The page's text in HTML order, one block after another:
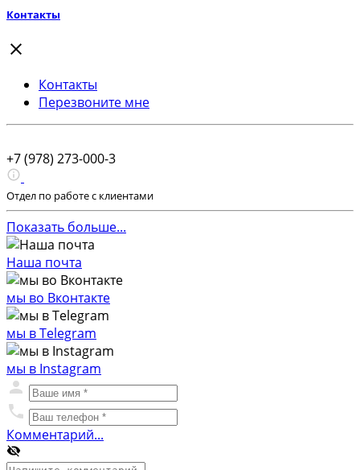
Контакты
Контакты
Перезвоните мне
+7 (978) 273-000-3
Отдел по работе с клиентами
Показать больше...
Наша почта
мы во Вконтакте
мы в Telegram
мы в Instagram
Комментарий...